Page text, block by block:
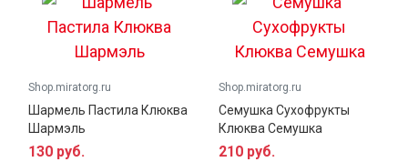
Shop.miratorg.ru
Шармель Пастила Клюква
Шармэль
130 руб.
Shop.miratorg.ru
Семушка Сухофрукты
Клюква Семушка
210 руб.
гипертензия, повышенное артериальное
давление) – это одно из самых частых
заболеваний как среди пожилого населения, так
и среди молодой прослойки общества,
являющаяся в перспективе причиной инфарктов
и инсультов, атеросклероза, энцефалопатии и еще